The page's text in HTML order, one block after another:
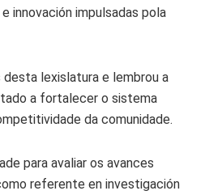
innovación impulsadas pola
lexislatura e lembrou a
a fortalecer o sistema
da comunidade.
para avaliar os avances
referente en investigación